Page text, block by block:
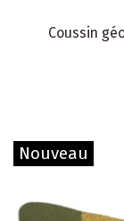
Coussin
Nouveau